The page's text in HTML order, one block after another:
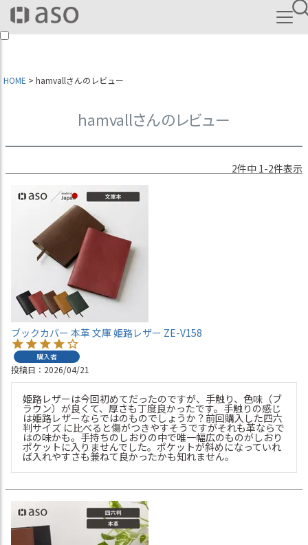
HOME hamvallさんのレビュー
hamvallさんのレビュー
2件中 1-2件表示
ブックカバー 本革 文庫 姫路レザー ZE-V158
購入者
投稿日 2026/04/21
姫路レザーは今回初めてだったのですが、手触り、色味（ブ
ラウン）が良くて、厚さも丁度良かったです。手触りの感じ
は姫路レザーならではのものでしょうか？前回購入した四六
判サイズ に比べると傷がつきやすそうですがそれも革ならで
はの味かも。手持ちのしおりの中で唯一幅広のものがしおり
ポケットに入りませんでした。ポケットが斜めになっていれ
ば入れやすさも兼ねて良かったかも知れません。